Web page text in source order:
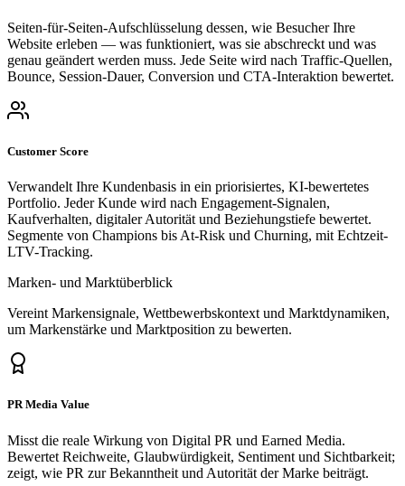
Seiten-für-Seiten-Aufschlüsselung dessen, wie Besucher Ihre
Website erleben — was funktioniert, was sie abschreckt und was
genau geändert werden muss. Jede Seite wird nach Traffic-Quellen,
Bounce, Session-Dauer, Conversion und CTA-Interaktion bewertet.
Customer Score
Verwandelt Ihre Kundenbasis in ein priorisiertes, KI-bewertetes
Portfolio. Jeder Kunde wird nach Engagement-Signalen,
Kaufverhalten, digitaler Autorität und Beziehungstiefe bewertet.
Segmente von Champions bis At-Risk und Churning, mit Echtzeit-
LTV-Tracking.
Marken- und Marktüberblick
Vereint Markensignale, Wettbewerbskontext und Marktdynamiken,
um Markenstärke und Marktposition zu bewerten.
PR Media Value
Misst die reale Wirkung von Digital PR und Earned Media.
Bewertet Reichweite, Glaubwürdigkeit, Sentiment und Sichtbarkeit;
zeigt, wie PR zur Bekanntheit und Autorität der Marke beiträgt.